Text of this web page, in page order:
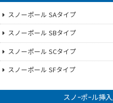
スノーポール SAタイプ
スノーポール SBタイプ
スノーポール SCタイプ
スノーポール SFタイプ
スノｰポｰル挿